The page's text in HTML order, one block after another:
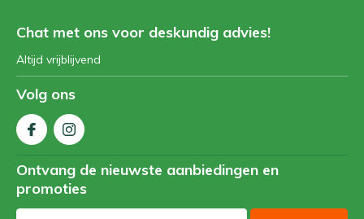
Chat met ons voor deskundig advies!
Altijd vrijblijvend
Volg ons
Ontvang de nieuwste aanbiedingen en
promoties